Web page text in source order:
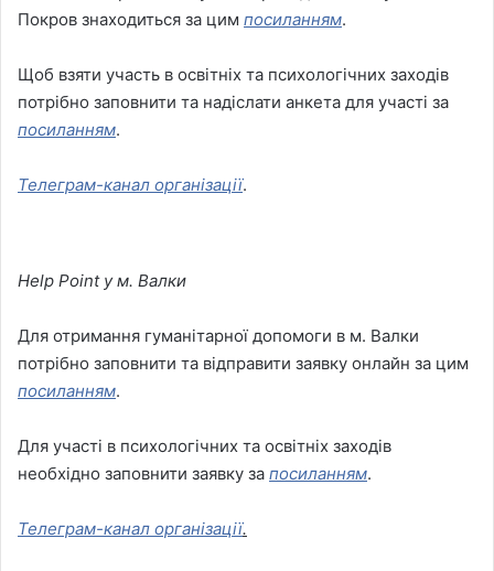
Покров знаходиться за цим посиланням.
Щоб взяти участь в освітніх та психологічних заходів
потрібно заповнити та надіслати анкета для участі за
посиланням.
Телеграм-канал організації.
Help Point у м. Валки
Для отримання гуманітарної допомоги в м. Валки
потрібно заповнити та відправити заявку онлайн за цим
посиланням.
Для участі в психологічних та освітніх заходів
необхідно заповнити заявку за посиланням.
Телеграм-канал організації.